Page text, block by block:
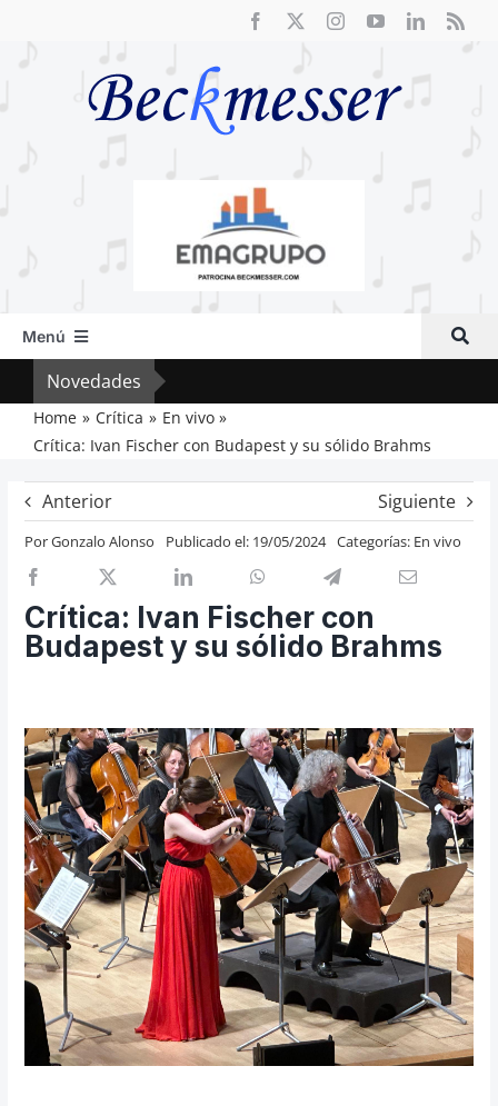
Menú
Inicio
Actual
Artículos
Crítica
Previos de ópera
Cosas de Beckmesser
Novedades
Home Crítica
En vivo
Crítica: Ivan Fischer con Budapest y su sólido Brahms
Anterior Siguiente
PorGonzalo Alonso Publicado el: 19/05/2024 Categorías: En vivo
Crítica: Ivan Fischer con
Budapest y su sólido Brahms